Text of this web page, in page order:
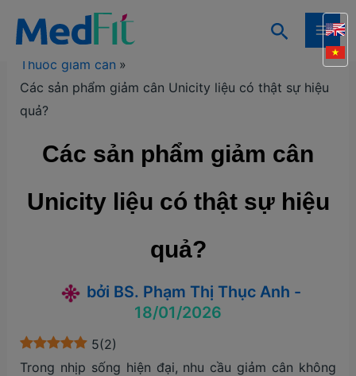
dung
Tìm
kiếm
Trang chủ Kiến thức
Kiến thức giảm cân
Thuốc giảm cân
Các sản phẩm giảm cân Unicity liệu có thật sự hiệu
quả?
Các sản phẩm giảm cân
Unicity liệu có thật sự hiệu
quả?
bởi BS. Phạm Thị Thục Anh -
18/01/2026
5(2)
Trong nhịp sống hiện đại, nhu cầu giảm cân không